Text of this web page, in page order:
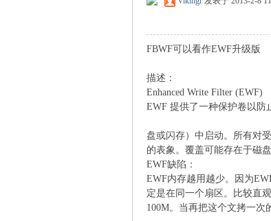
FBWF可以看作EWF升级版
描述：
Enhanced Write Filter (EWF)
EWF 提供了一种保护卷以防
盘或闪存）中启动。所有对
的表象。覆盖可能存在于磁
EWF缺陷：
EWF内存越用越少。因为
定是在同一个扇区。比较直
100M。当再把这个文拷一次